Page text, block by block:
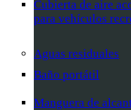
Cubierta de aire
para vehículos
Aguas residuales
Baño portátil
Manguera de